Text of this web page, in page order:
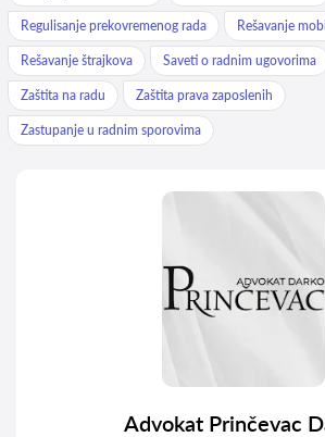
Regulisanje prekovremenog rada Rešavanje
Rešavanje štrajkova Saveti o radnim ugovorima
Zaštita na radu Zaštita prava zaposlenih
Zastupanje u radnim sporovima
Advokat Prinčevac